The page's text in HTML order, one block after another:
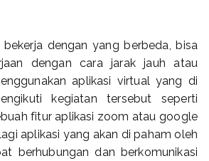
dengan yang berbeda, bisa
dengan cara jarak jauh atau
aplikasi virtual yang di
kegiatan tersebut seperti
fitur aplikasi zoom atau google
aplikasi yang akan di paham oleh
berhubungan dan berkomunikasi